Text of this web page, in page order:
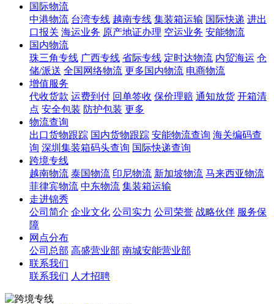
国际物流
中港物流 台湾专线 越南专线 集装箱运输 国际快递 进出
口报关 海运业务 原产地证办理 空运业务 安能物流
国内物流
珠三角专线 广西专线 省际专线 定时达物流 内贸海运 仓
储/派送 全国网络物流 更多国内物流 电商物流
增值服务
代收货款 运费到付 回单签收 保价理赔 通知放货 开箱清
点 安全包装 防护包装 更多
物流查询
出口货物跟踪 国内货物跟踪 安能物流查询 海关编码查
询 深圳集装箱码头查询 国际快递查询
跨境专线
越南物流 泰国物流 印尼物流 新加坡物流 马来西亚物流
菲律宾物流 中东物流 集装箱运输
走进锦秀
公司简介 企业文化 公司实力 公司荣誉 战略伙伴 服务保
障
网点分布
公司总部 高盛营业部 南城安能营业部
联系我们
联系我们 人才招聘